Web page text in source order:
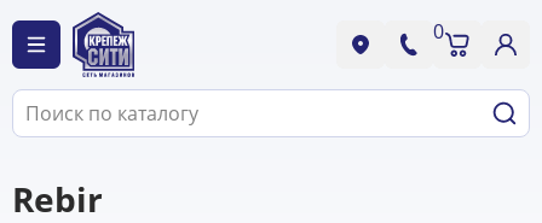
0
Rebir